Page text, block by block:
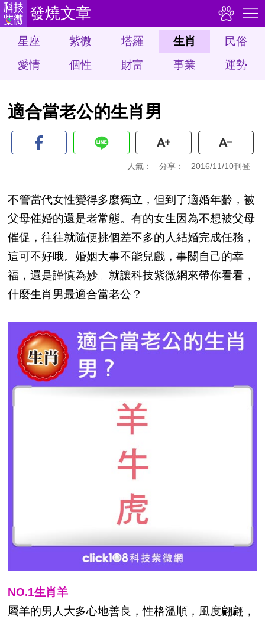
發燒文章
星座 紫微 塔羅 生肖
民俗
愛情
個性 財富 事業 運勢
適合當老公的生肖男
人氣： 分享： 2016/11/10刊登
不管當代女性變得多麼獨立，但到了適婚年齡，被
父母催婚的還是老常態。有的女生因為不想被父母
催促，往往就隨便挑個差不多的人結婚完成任務，
這可不好哦。婚姻大事不能兒戲，事關自己的幸
福，還是謹慎為妙。就讓科技紫微網來帶你看看，
什麼生肖男最適合當老公？
NO.1生肖羊
屬羊的男人大多心地善良，性格溫順，風度翩翩，